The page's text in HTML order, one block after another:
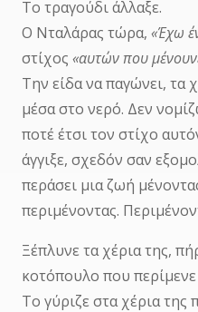
Το τραγούδι άλλαξε.
Ο Νταλάρας τώρα, «Έχω
στίχος «αυτών που
Την είδα να παγώνει, τα
μέσα στο νερό. Δεν
ποτέ έτσι τον στίχο
άγγιξε, σχεδόν σαν
περάσει μια ζωή
περιμένοντας.
Ξέπλυνε τα χέρια της,
κοτόπουλο που
Το γύριζε στα χέρια της